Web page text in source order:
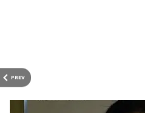
PREV
में भी बिजी हैं। वे फिल्म पेड्डी
मूवी में काम करने उन्हें 6
इसके पहले वे साउथ मूवी